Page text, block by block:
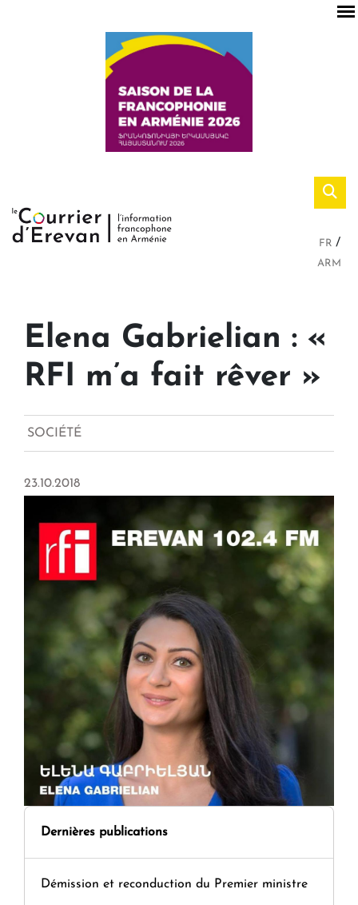
FR
ARM
Elena Gabrielian : «
RFI m’a fait rêver »
SOCIÉTÉ
23.10.2018
Dernières publications
Démission et reconduction du Premier ministre